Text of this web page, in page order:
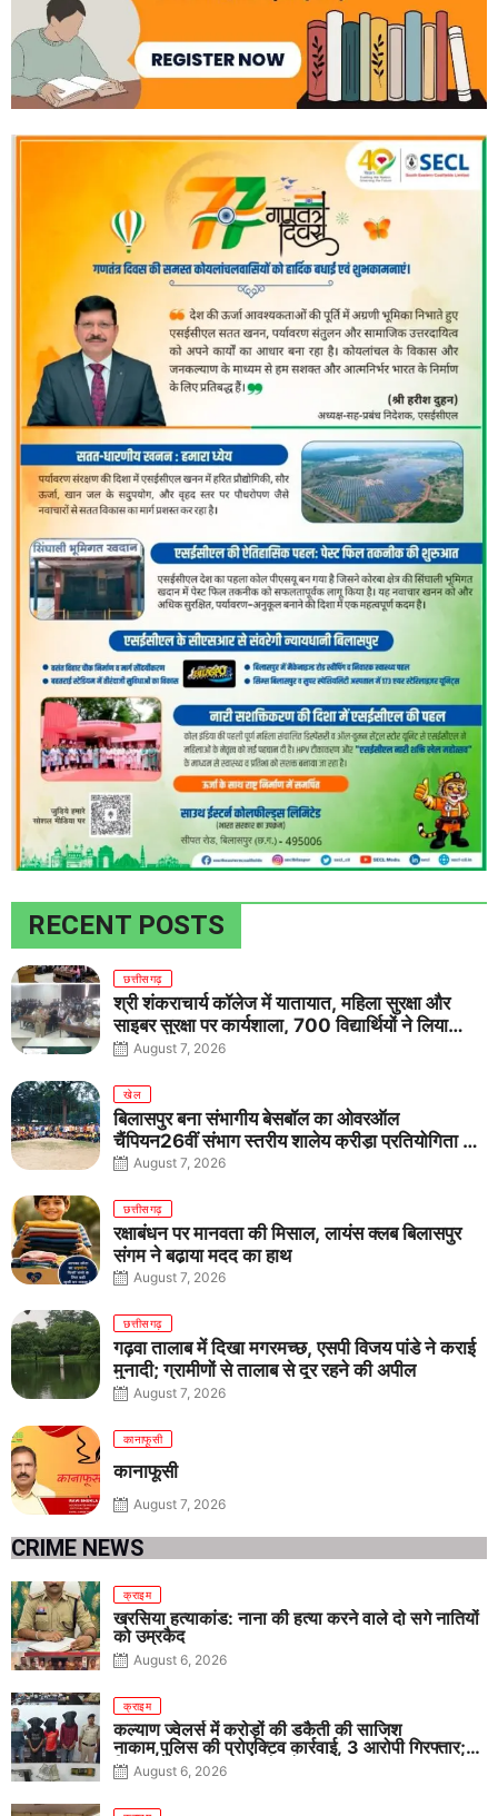
RECENT POSTS
छत्तीसगढ़
श्री शंकराचार्य कॉलेज में यातायात, महिला सुरक्षा और
साइबर सुरक्षा पर कार्यशाला, 700 विद्यार्थियों ने लिया
जागरूकता का संकल्प
August 7, 2026
खेल
बिलासपुर बना संभागीय बेसबॉल का ओवरऑल
चैंपियन26वीं संभाग स्तरीय शालेय क्रीड़ा प्रतियोगिता में
तीनों आयु वर्गों में शानदार प्रदर्शन
August 7, 2026
छत्तीसगढ़
रक्षाबंधन पर मानवता की मिसाल, लायंस क्लब बिलासपुर
संगम ने बढ़ाया मदद का हाथ
August 7, 2026
छत्तीसगढ़
गढ़वा तालाब में दिखा मगरमच्छ, एसपी विजय पांडे ने कराई
मुनादी; ग्रामीणों से तालाब से दूर रहने की अपील
August 7, 2026
कानाफूसी
कानाफूसी
August 7, 2026
CRIME NEWS
क्राइम
खरसिया हत्याकांड: नाना की हत्या करने वाले दो सगे नातियों
को उम्रकैद
August 6, 2026
क्राइम
कल्याण ज्वेलर्स में करोड़ों की डकैती की साजिश
नाकाम,पुलिस की प्रोएक्टिव कार्रवाई, 3 आरोपी गिरफ्तार;
पिस्टल, कारतूस, चाकू और मोबाइल बरामद
August 6, 2026